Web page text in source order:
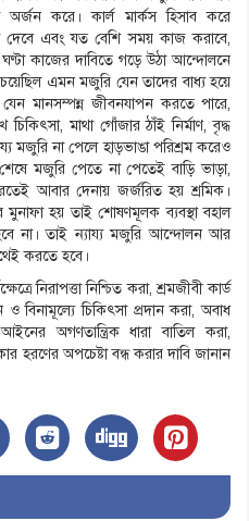
করে। কার্ল মার্কস হিসাব করে
দেবে এবং যত বেশি সময় কাজ করাবে,
কাজের দাবিতে গড়ে উঠা আন্দোলনে
এমন মজুরি যেন তাদের বাধ্য হয়ে
মানসম্পন্ন জীবনযাপন করতে পারে,
মাথা গোঁজার ঠাঁই নির্মাণ, বৃদ্ধ
মজুরি না পেলে হাড়ভাঙা পরিশ্রম করেও
মজুরি পেতে না পেতেই বাড়ি ভাড়া,
আবার দেনায় জর্জরিত হয় শ্রমিক।
হয় তাই শোষণমূলক ব্যবস্থা বহাল
না। তাই ন্যায্য মজুরি আন্দোলন আর
করতে হবে।
নিরাপত্তা নিশ্চিত করা, শ্রমজীবী কার্ড
বিনামূল্যে চিকিৎসা প্রদান করা, অবাধ
অগণতান্ত্রিক ধারা বাতিল করা,
হরণের অপচেষ্টা বন্ধ করার দাবি জানান